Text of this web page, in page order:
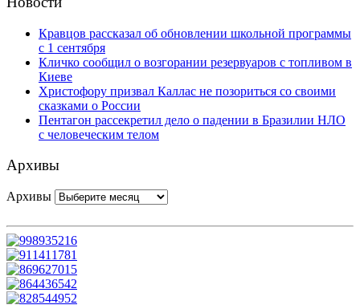
Кравцов рассказал об обновлении школьной программы
с 1 сентября
Кличко сообщил о возгорании резервуаров с топливом в
Киеве
Христофору призвал Каллас не позориться со своими
сказками о России
Пентагон рассекретил дело о падении в Бразилии НЛО
с человеческим телом
Архивы
Архивы